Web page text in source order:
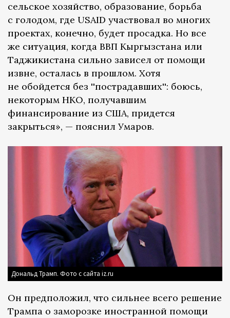
сельское хозяйство, образование, борьба
с голодом, где USAID участвовал во многих
проектах, конечно, будет просадка. Но все
же ситуация, когда ВВП Кыргызстана или
Таджикистана сильно зависел от помощи
извне, осталась в прошлом. Хотя
не обойдется без ''пострадавших'': боюсь,
некоторым НКО, получавшим
финансирование из США, придется
закрыться», — пояснил Умаров.
Дональд Трамп. Фото с сайта iz.ru
Он предположил, что сильнее всего решение
Трампа о заморозке иностранной помощи